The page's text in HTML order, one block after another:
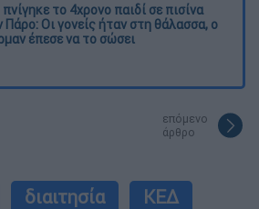
το 4χρονο παιδί σε πισίνα
Πάρο: Οι γονείς ήταν στη θάλασσα, ο
έπεσε να το σώσει
επόμενο
άρθρο
διαιτησία ΚΕΔ